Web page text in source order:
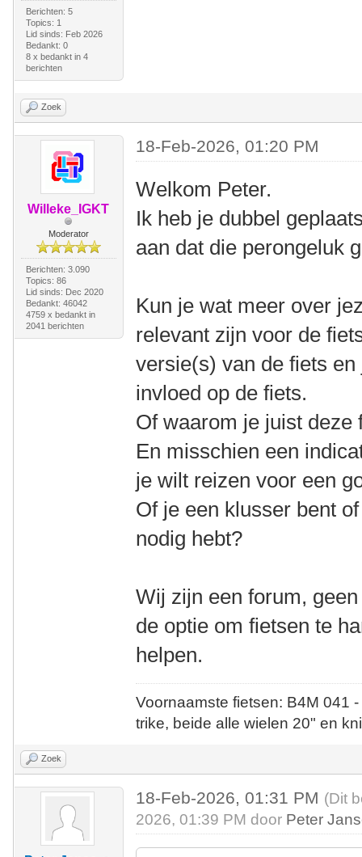
Berichten: 5
Topics: 1
Lid sinds: Feb 2026
Bedankt: 0
8 x bedankt in 4
berichten
Zoek
Willeke_IGKT
Moderator
Berichten: 3.090
Topics: 86
Lid sinds: Dec 2020
Bedankt: 46042
4759 x bedankt in
2041 berichten
18-Feb-2026, 01:20 PM
Welkom Peter.
Ik heb je dubbel
aan dat die perongeluk
Kun je wat meer over
relevant zijn voor de
versie(s) van de fiets
invloed op de fiets.
Of waarom je juist deze
En misschien een
je wilt reizen voor een
Of je een klusser bent
nodig hebt?
Wij zijn een forum,
de optie om fietsen te
helpen.
Voornaamste fietsen: B4M
trike, beide alle wielen 20" en
Zoek
18-Feb-2026, 01:31 PM (Dit
2026, 01:39 PM door Peter